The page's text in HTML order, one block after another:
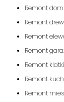
Remont
Remont
Remont
Remont
Remont
Remont
Remont